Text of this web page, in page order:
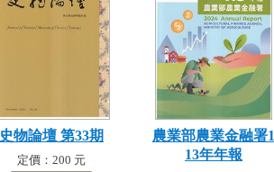
史物論壇 第33期
定價：200 元
農業部農業金融署1
13年年報